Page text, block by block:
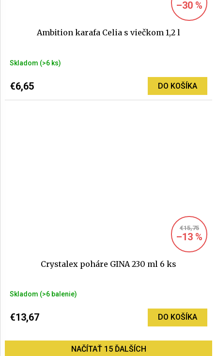
–30 %
Ambition karafa Celia s viečkom 1,2 l
Skladom (>6 ks)
€6,65 DO KOŠÍKA
€15,75
–13 %
Crystalex poháre GINA 230 ml 6 ks
Skladom (>6 balenie)
€13,67 DO KOŠÍKA
NAČÍTAŤ 15 ĎALŠÍCH